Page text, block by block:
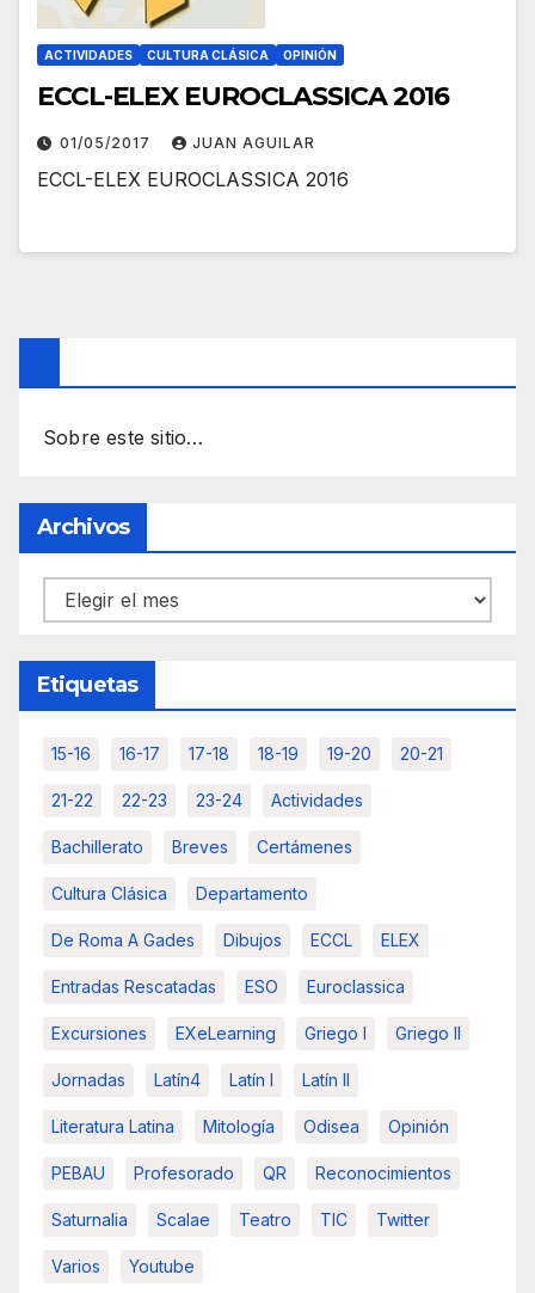
ACTIVIDADES CULTURA CLÁSICA OPINIÓN
ECCL-ELEX EUROCLASSICA 2016
01/05/2017 JUAN AGUILAR
ECCL-ELEX EUROCLASSICA 2016
Sobre este sitio…
Archivos
Archivos
Etiquetas
15-16 16-17 17-18 18-19 19-20 20-21
21-22 22-23 23-24 Actividades
Bachillerato Breves Certámenes
Cultura Clásica Departamento
De Roma A Gades Dibujos ECCL ELEX
Entradas Rescatadas ESO Euroclassica
Excursiones EXeLearning Griego I Griego II
Jornadas Latín4 Latín I Latín II
Literatura Latina Mitología Odisea Opinión
PEBAU Profesorado QR Reconocimientos
Saturnalia Scalae Teatro TIC Twitter
Varios Youtube